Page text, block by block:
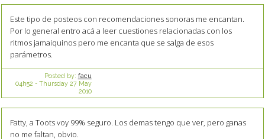
Este tipo de posteos con recomendaciones sonoras me encantan.
Por lo general entro acá a leer cuestiones relacionadas con los
ritmos jamaiquinos pero me encanta que se salga de esos
parámetros.
Posted by: facu
04h52 - Thursday 27 May
2010
Fatty, a Toots voy 99% seguro. Los demas tengo que ver, pero ganas
no me faltan, obvio.